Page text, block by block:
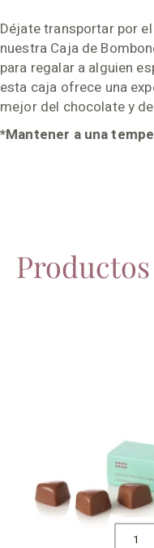
Déjate transportar por
nuestra Caja de
para regalar a alguien
esta caja ofrece una
mejor del chocolate y
*Mantener a una